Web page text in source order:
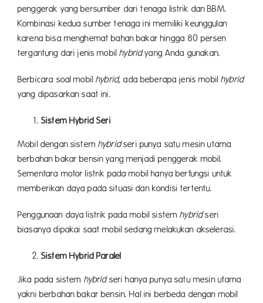
penggerak yang bersumber dari tenaga listrik dan BBM.
Kombinasi kedua sumber tenaga ini memiliki keunggulan
karena bisa menghemat bahan bakar hingga 80 persen
tergantung dari jenis mobilhybridyang Anda gunakan.
Berbicara soal mobil hybrid, ada beberapa jenis mobilhybrid
yang dipasarkan saat ini.
Sistem Hybrid Seri
Mobil dengan sistem hybridseri punya satu mesin utama
berbahan bakar bensin yang menjadi penggerak mobil.
Sementara motor listrik pada mobil hanya berfungsi untuk
memberikan daya pada situasi dan kondisi tertentu.
Penggunaan daya listrik pada mobil sistemhybridseri
biasanya dipakai saat mobil sedang melakukan akselerasi.
Sistem Hybrid Paralel
Jika pada sistem hybridseri hanya punya satu mesin utama
yakni berbahan bakar bensin. Hal ini berbeda dengan mobil